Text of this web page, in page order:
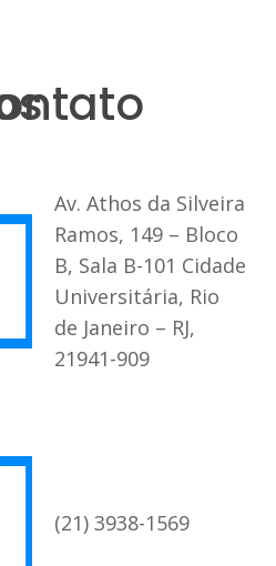
Av. Athos da Silveira
Ramos, 149 – Bloco
B, Sala B-101 Cidade
Universitária, Rio
de Janeiro – RJ,
21941-909
(21) 3938-1569